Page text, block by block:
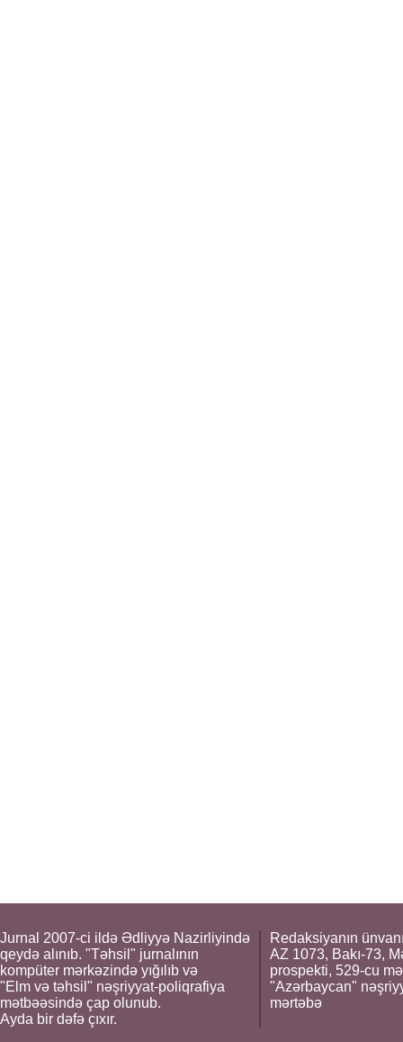
Jurnal 2007-ci ildə Ədliyyə Nazirliyində
qeydə alınıb. "Təhsil" jurnalının
kompüter mərkəzində yığılıb və
"Elm və təhsil" nəşriyyat-poliqrafiya
mətbəəsində çap olunub.
Ayda bir dəfə çıxır.
Redaksiyanın
AZ 1073, Bakı-73,
prospekti, 529-cu
"Azərbaycan"
mərtəbə